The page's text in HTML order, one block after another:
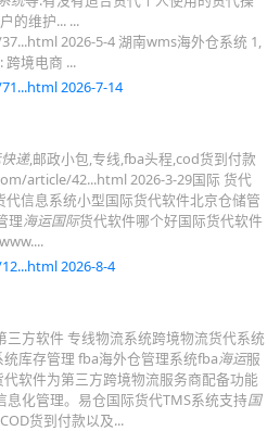
的维护... ...
2026-5-4 湖南wms海外仓系统 1,
跨境电商 ...
2026-7-14
递,邮政小包,专线,fba头程,cod货到付款
article/42...html 2026-3-29国际 货代
信息系统小型国际货代软件北京仓储管
理海运国际货代软件哪个好国际货代软件
2026-8-4
方软件 专线物流系统跨境物流货代系统
库存管理 fba海外仓管理系统fba海运服
软件为第三方跨境物流服务商配备功能
化管理。易仓国际货代TMS系统支持国
货到付款以及...